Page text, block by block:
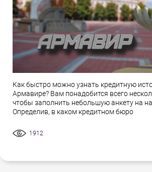
Как быстро можно узнать кредитную
Армавире? Вам понадобится всего
чтобы заполнить небольшую анкету на
Определив, в каком кредитном бюро
1912